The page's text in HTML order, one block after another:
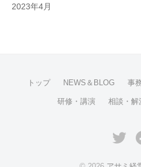
2023年4月
トップ NEWS＆BLOG 事
研修・講演 相談・解